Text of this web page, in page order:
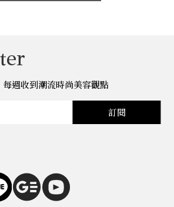
週收到潮流時尚美容觀點
訂閱